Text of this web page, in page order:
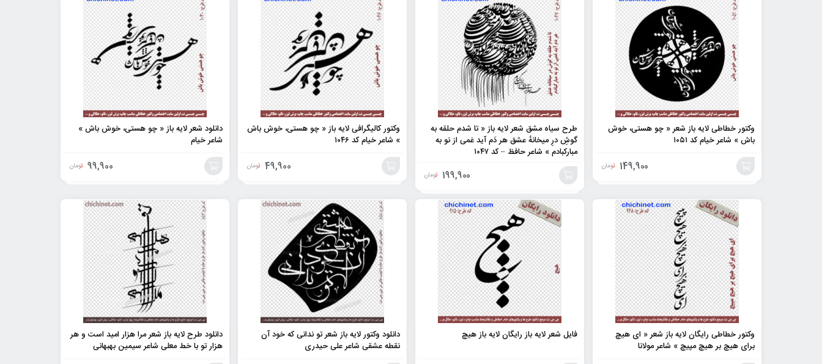
وکتور خطاطی لایه باز شعر « چو هستی، خوش
باش » شاعر خیام کد ۱۰۵۱
149,900 تومان
طرح سیاه مشق شعر لایه باز « تا شدم حلقه به
گوشِ درِ میخانهٔ عشق هر دَم آید غمی از نو به
مبارکبادم » شاعر حافظ – کد ۱۰۴۷
199,900 تومان
افزودن
وکتور کالیگرافی لایه باز « چو هستی، خوش باش
» شاعر خیام کد ۱۰۴۶
49,900 تومان
دانلود شعر لایه باز « چو هستی، خوش باش »
شاعر خیام
99,900 تومان
وکتور خطاطی رایگان لایه باز شعر « ای هیچ
برای هیچ بر هیچ مپیچ » شاعر مولانا
فایل شعر لایه باز رایگان لایه باز هیچ
دانلود وکتور لایه باز شعر تو ندانی که خود آن
نقطه عشقی شاعر علی حیدری
دانلود طرح لایه باز شعر مرا هزار امید است و هر
هزار تو با خط معلی شاعر سیمین بهبهانی